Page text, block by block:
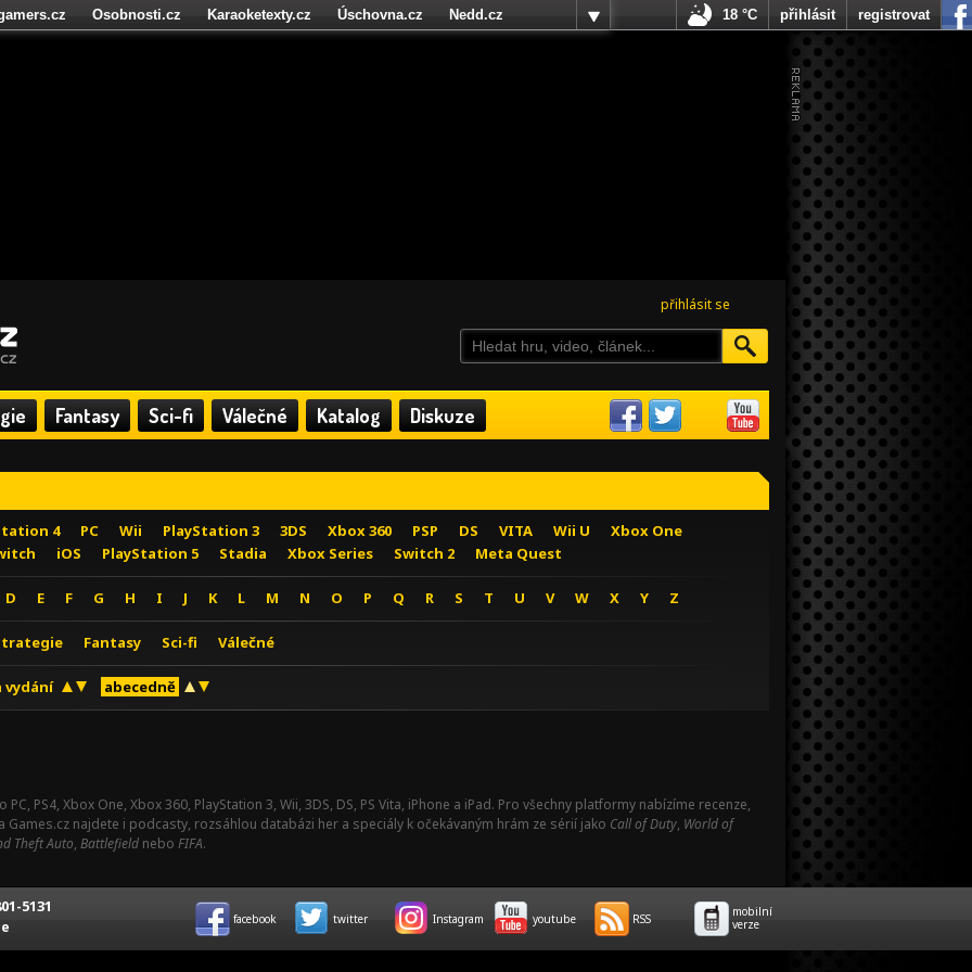
přihlásit se
Fantasy Sci-fi Válečné Katalog Diskuze
4 PC Wii PlayStation 3 3DS Xbox 360 PSP DS VITA Wii U
Xbox One
iOS PlayStation 5 Stadia Xbox Series Switch 2 Meta Quest
D E F G H I J K L M N O P Q R S T U V W X Y Z
Fantasy Sci-fi Válečné
vydání abecedně
PC, PS4, Xbox One, Xbox 360, PlayStation 3, Wii, 3DS, DS, PS Vita, iPhone a iPad. Pro všechny platformy nabízíme recenze,
najdete i podcasty, rozsáhlou databázi her a speciály k očekávaným hrám ze sérií jako Call of Duty, World of
Theft Auto, Battlefield nebo FIFA.
Osobnosti.cz Karaoketexty.cz Úschovna.cz
Nedd.cz
18 °C přihlásit registrovat
5131
facebook twitter Instagram youtube RSS
mobilní
verze